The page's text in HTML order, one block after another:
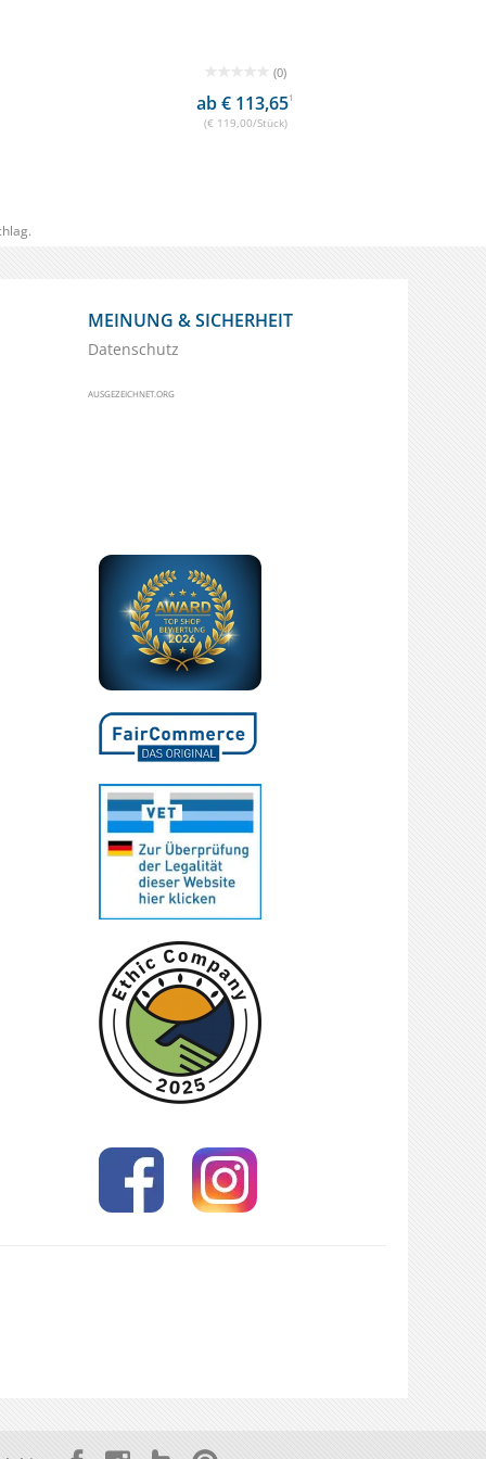
€ 100,00 € 40,00
(€ 40,00/Stück)
MEINUNG & SICHERHEIT
Datenschutz
AUSGEZEICHNET.ORG